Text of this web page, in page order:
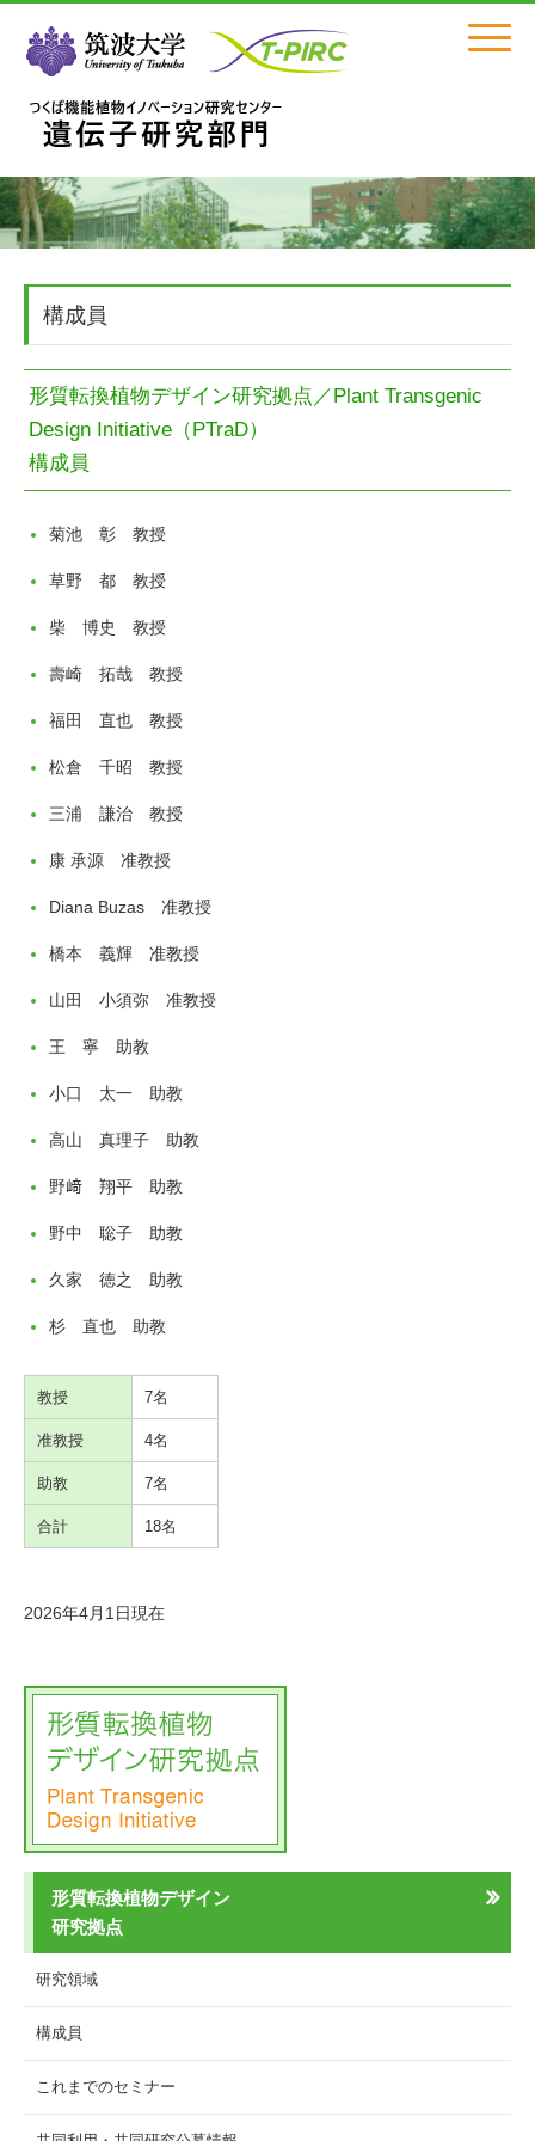
Click
構成員
形質転換植物デザイン研究拠点／Plant Transgenic
Design Initiative（PTraD）
構成員
菊池 彰 教授
草野 都 教授
柴 博史 教授
壽崎 拓哉 教授
福田 直也 教授
松倉 千昭 教授
三浦 謙治 教授
康 承源 准教授
Diana Buzas 准教授
橋本 義輝 准教授
山田 小須弥 准教授
王 寧 助教
小口 太一 助教
高山 真理子 助教
野﨑 翔平 助教
野中 聡子 助教
久家 徳之 助教
杉 直也 助教
教授 7名
准教授 4名
助教 7名
合計 18名
2026年4月1日現在
形質転換植物デザイン
研究拠点
研究領域
構成員
これまでのセミナー